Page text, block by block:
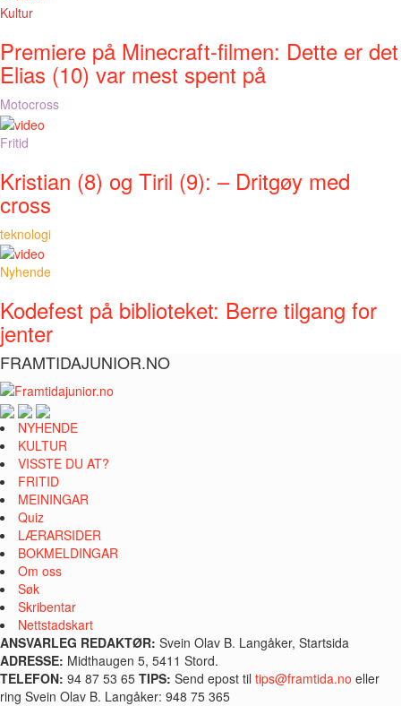
Kultur
Premiere på Minecraft-filmen: Dette er det
Elias (10) var mest spent på
Motocross
Fritid
Kristian (8) og Tiril (9): – Dritgøy med
cross
teknologi
Nyhende
Kodefest på biblioteket: Berre tilgang for
jenter
FRAMTIDAJUNIOR.NO
NYHENDE
KULTUR
VISSTE DU AT?
FRITID
MEININGAR
Quiz
LÆRARSIDER
BOKMELDINGAR
Om oss
Søk
Skribentar
Nettstadskart
ANSVARLEG REDAKTØR: Svein Olav B. Langåker, Startsida
ADRESSE: Midthaugen 5, 5411 Stord.
TELEFON: 94 87 53 65 TIPS: Send epost til tips@framtida.no eller
ring Svein Olav B. Langåker: 948 75 365